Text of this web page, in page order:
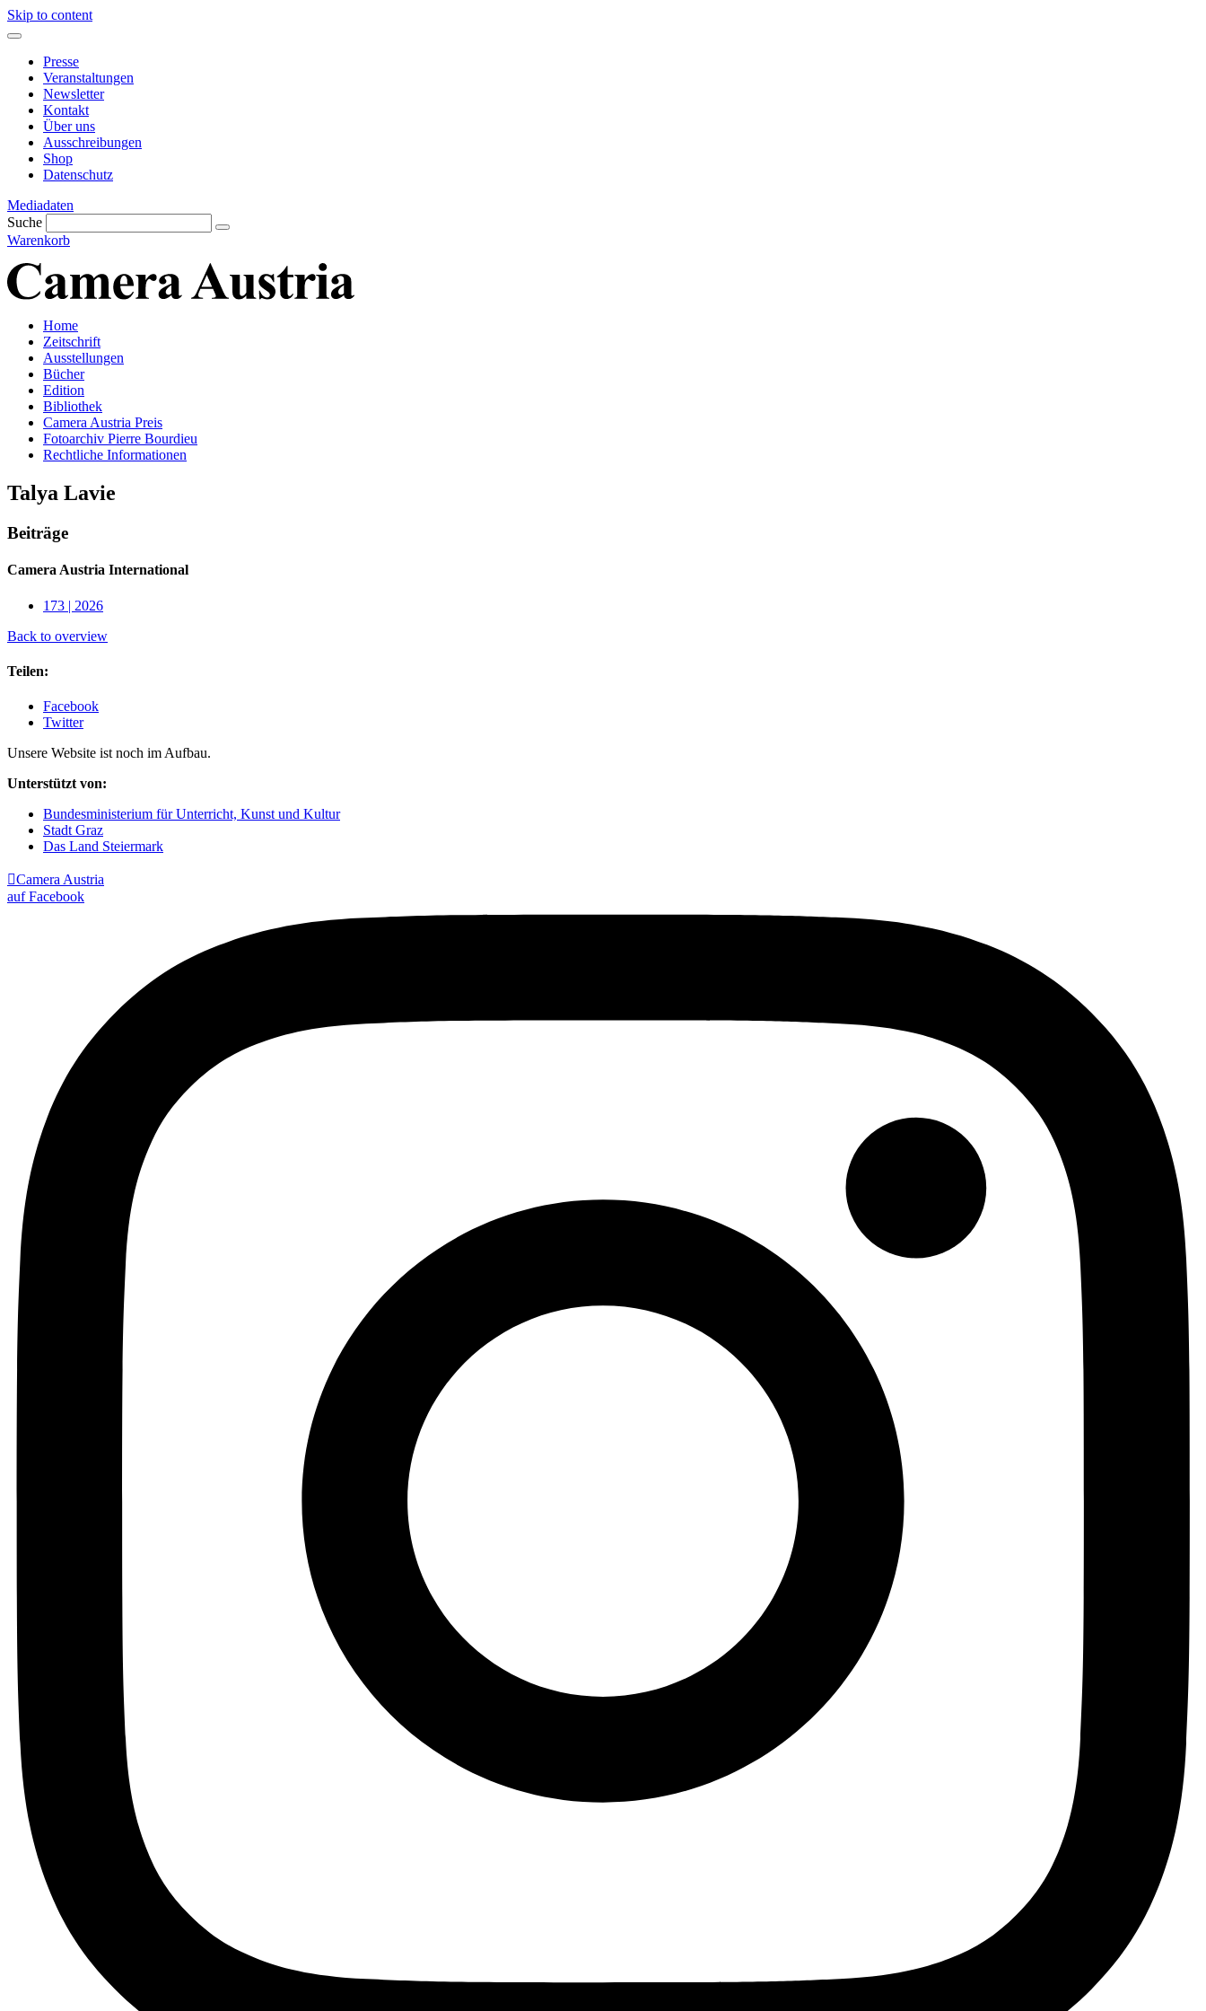
Skip to content
Presse
Veranstaltungen
Newsletter
Kontakt
Über uns
Ausschreibungen
Shop
Datenschutz
Mediadaten
Suche
Warenkorb
Home
Zeitschrift
Ausstellungen
Bücher
Edition
Bibliothek
Camera Austria Preis
Fotoarchiv Pierre Bourdieu
Rechtliche Informationen
Talya Lavie
Beiträge
Camera Austria International
173 | 2026
Back to overview
Teilen:
Facebook
Twitter
Unsere Website ist noch im Aufbau.
Unterstützt von:
Bundesministerium für Unterricht, Kunst und Kultur
Stadt Graz
Das Land Steiermark
Camera Austria
auf Facebook